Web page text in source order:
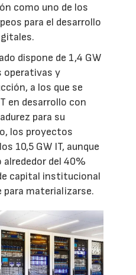
como uno de los
para el desarrollo
dispone de 1,4 GW
operativas y
a los que se
en desarrollo con
para su
los proyectos
10,5 GW IT, aunque
alrededor del 40%
capital institucional
materializarse.